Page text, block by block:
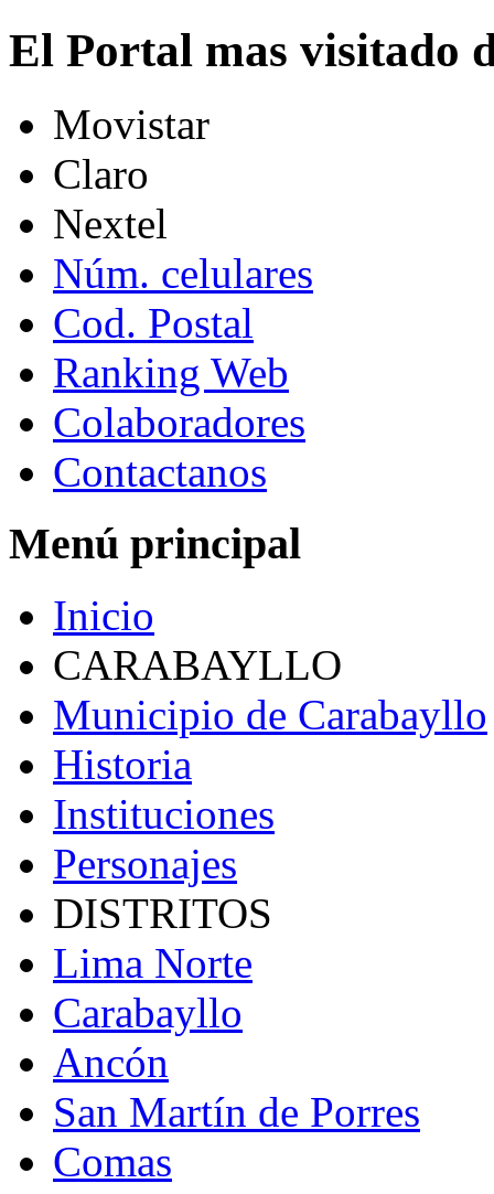
El Portal mas visitado
Movistar
Claro
Nextel
Núm. celulares
Cod. Postal
Ranking Web
Colaboradores
Contactanos
Menú principal
Inicio
CARABAYLLO
Municipio de Carabayllo
Historia
Instituciones
Personajes
DISTRITOS
Lima Norte
Carabayllo
Ancón
San Martín de Porres
Comas